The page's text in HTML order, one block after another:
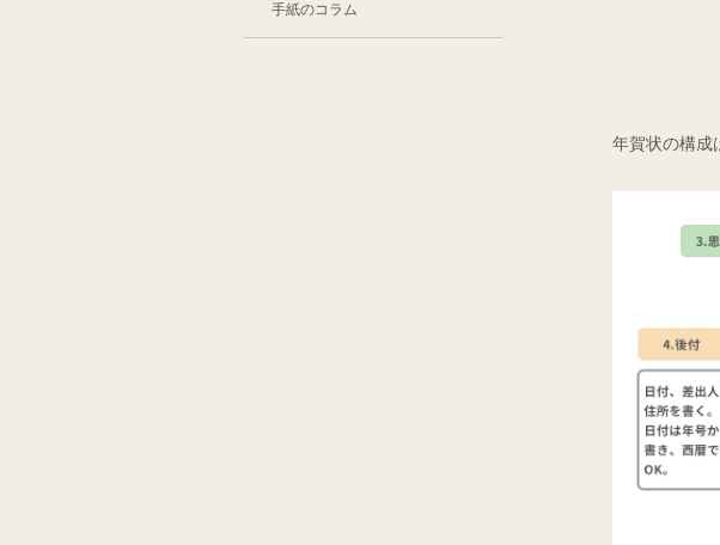
年賀状の構成
手紙のコラム